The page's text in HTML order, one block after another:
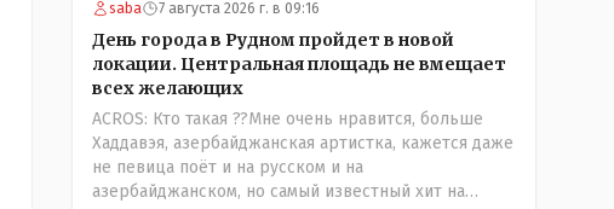
пригодился бы!
мошенники. Я приехал туда, в банк, нашел того, кто
мне звонил, притащил к главному менеджеру и
обоим сказал: ещё один такой звонок, без разницы,
какая причина, и я счета свои у вас позакрываю.
Остальные входящие сразу в бан, по умолчанию для
меня любой входящий - Скам, пока не доказано
обратное - Zero trust. Все созвоны - только на
верифицируемые номера.Всё верно, я тоже так
поступаю,но увы любопытство ещё никто не
saba 7 августа 2026 г. в 09:16
День города в Рудном пройдет в новой
локации. Центральная площадь не вмещает
всех желающих
ACROS: Кто такая ??Мне очень нравится, больше
Хаддавэя, азербайджанская артистка, кажется даже
не певица поёт и на русском и на
азербайджанском, но самый известный хит на